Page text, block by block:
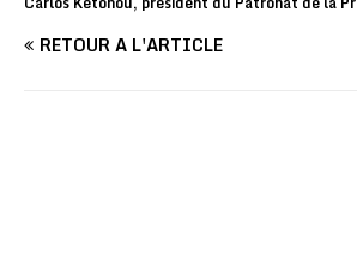
RETOUR À L'ARTICLE